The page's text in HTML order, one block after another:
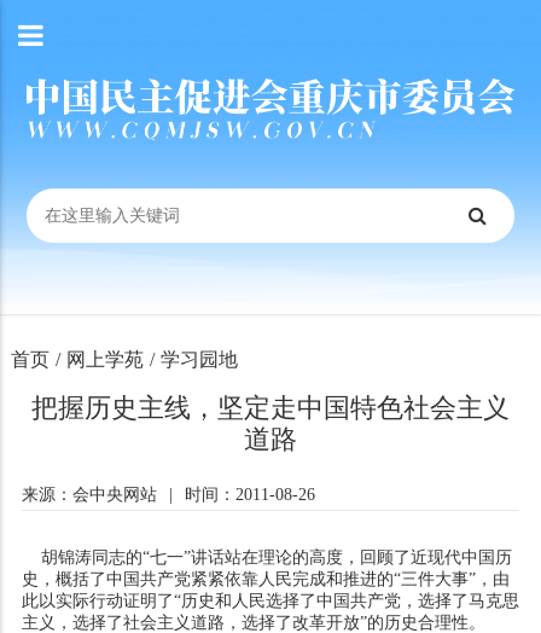
首页 / 网上学苑 / 学习园地
把握历史主线，坚定走中国特色社会主义
道路
来源：会中央网站 时间：2011-08-26
胡锦涛同志的“七一”讲话站在理论的高度，回顾了近现代中国历
史，概括了中国共产党紧紧依靠人民完成和推进的“三件大事”，由
此以实际行动证明了“历史和人民选择了中国共产党，选择了马克思
主义，选择了社会主义道路，选择了改革开放”的历史合理性。